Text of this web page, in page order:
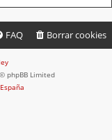
Borrar cookies
FAQ
phpBB Limited